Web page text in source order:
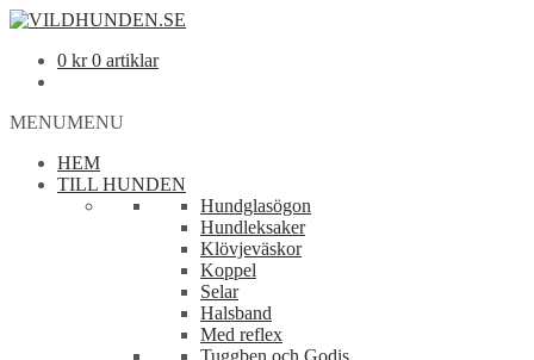
0 kr 0 artiklar
MENUMENU
HEM
TILL HUNDEN
Hundglasögon
Hundleksaker
Klövjeväskor
Koppel
Selar
Halsband
Med reflex
Tuggben och Godis